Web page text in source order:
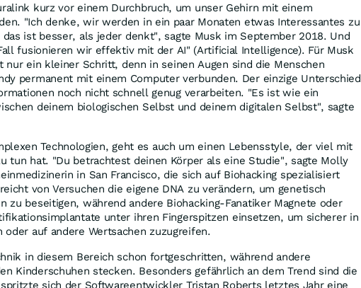
kurz vor einem Durchbruch, um unser Gehirn mit einem
"Ich denke, wir werden in ein paar Monaten etwas Interessantes zu
ist besser, als jeder denkt", sagte Musk im September 2018. Und
fusionieren wir effektiv mit der AI" (Artificial Intelligence). Für Musk
nur ein kleiner Schritt, denn in seinen Augen sind die Menschen
permanent mit einem Computer verbunden. Der einzige Unterschied
noch nicht schnell genug verarbeiten. "Es ist wie ein
deinem biologischen Selbst und deinem digitalen Selbst", sagte
Technologien, geht es auch um einen Lebensstyle, der viel mit
tun hat. "Du betrachtest deinen Körper als eine Studie", sagte Molly
in San Francisco, die sich auf Biohacking spezialisiert
von Versuchen die eigene DNA zu verändern, um genetisch
zu beseitigen, während andere Biohacking-Fanatiker Magnete oder
unter ihren Fingerspitzen einsetzen, um sicherer in
oder auf andere Wertsachen zuzugreifen.
in diesem Bereich schon fortgeschritten, während andere
Kinderschuhen stecken. Besonders gefährlich an dem Trend sind die
sich der Softwareentwickler Tristan Roberts letztes Jahr eine